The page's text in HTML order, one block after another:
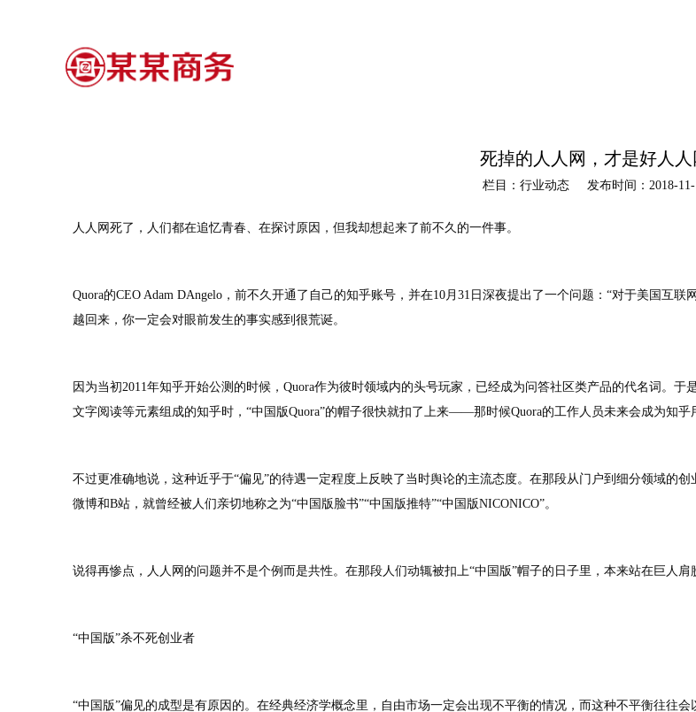
死掉的人人网，才是好人人
栏目：行业动态 发布时间：2018-
人人网死了，人们都在追忆青春、在探讨原因，但我却想起来了前不久的一件事。
Quora的CEO Adam DAngelo，前不久开通了自己的知乎账号，并在10月31日深夜提出了一个问题：“对于美国
越回来，你一定会对眼前发生的事实感到很荒诞。
因为当初2011年知乎开始公测的时候，Quora作为彼时领域内的头号玩家，已经成为问答社区类产品的代名词。
文字阅读等元素组成的知乎时，“中国版Quora”的帽子很快就扣了上来——那时候Quora的工作人员未来会成为知
不过更准确地说，这种近乎于“偏见”的待遇一定程度上反映了当时舆论的主流态度。在那段从门户到细分领域的
微博和B站，就曾经被人们亲切地称之为“中国版脸书”“中国版推特”“中国版NICONICO”。
说得再惨点，人人网的问题并不是个例而是共性。在那段人们动辄被扣上“中国版”帽子的日子里，本来站在巨人肩
“中国版”杀不死创业者
“中国版”偏见的成型是有原因的。在经典经济学概念里，自由市场一定会出现不平衡的情况，而这种不平衡往往